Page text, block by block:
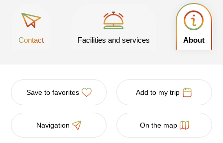
About
Facilities and services
Contact
Add to my trip
Save to favorites
On the map
Navigation